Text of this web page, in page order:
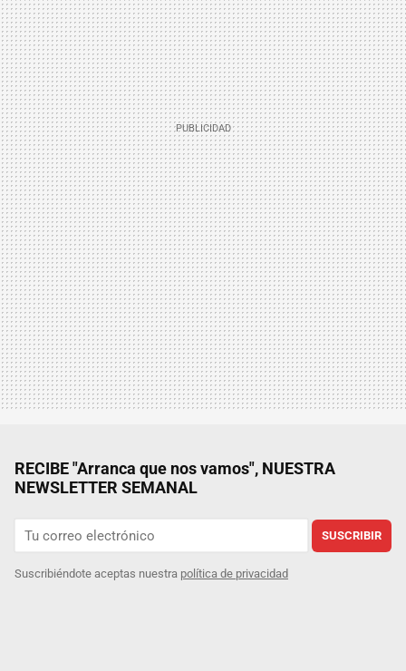
RECIBE "Arranca que nos vamos", NUESTRA
NEWSLETTER SEMANAL
SUSCRIBIR
Suscribiéndote aceptas nuestra política de privacidad